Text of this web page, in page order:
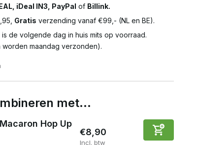
iDeal IN3, PayPal of Billink.
Gratis verzending vanaf €99,- (NL en BE).
de volgende dag in huis mits op voorraad.
maandag verzonden).
met…
Hop Up
€8,90
Incl. btw